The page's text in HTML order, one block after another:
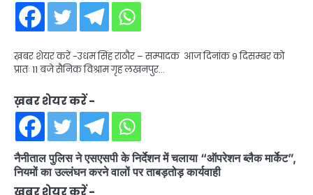
ख़बर शेयर करें -उधम सिंह राठौर – सम्पादक आज दिनांक 9 दिसम्बर को
प्रातः 11 बजे सैनिक विश्राम गृह लखनपुर…
ख़बर शेयर करें -
नैनीताल पुलिस ने एसएसपी के निर्देशन में चलाया “ऑपरेशन ब्लैक मार्केट”,
नियमों का उल्लंघन करने वालों पर ताबड़तोड़ कार्यवाही
ख़बर शेयर करें -